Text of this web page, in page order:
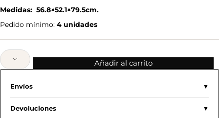
Medidas: 56.8×52.1×79.5cm.
Pedido mínimo: 4 unidades
Añadir al carrito
Envíos
Devoluciones